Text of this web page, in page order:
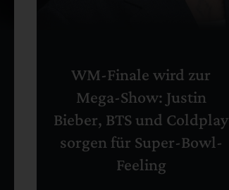
WM-Finale wird zur
Mega-Show: Justin
Bieber, BTS und Coldplay
sorgen für Super-Bowl-
Feeling